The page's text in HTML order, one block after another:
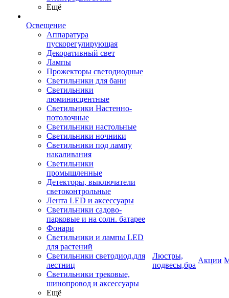
Ещё
Освещение
Аппаратура
пускорегулирующая
Декоративный свет
Лампы
Прожекторы светодиодные
Светильники для бани
Светильники
люминисцентные
Светильники Настенно-
потолочные
Светильники настольные
Светильники ночники
Светильники под лампу
накаливания
Светильники
промышленные
Детекторы, выключатели
светоконтрольные
Лента LED и аксессуары
Светильники садово-
парковые и на солн. батарее
Фонари
Светильники и лампы LED
для растений
Светильники светодиод.для
лестниц
Светильники трековые,
шинопровод и аксессуары
Ещё
Люстры,
подвесы,бра
Акции